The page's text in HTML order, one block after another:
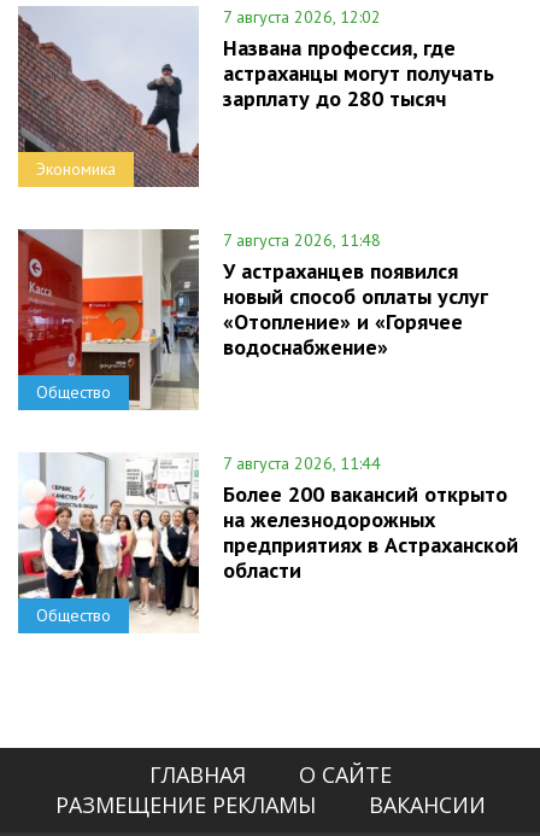
Экономика
7 августа 2026, 12:02
Названа профессия, где
астраханцы могут получать
зарплату до 280 тысяч
Общество
7 августа 2026, 11:48
У астраханцев появился
новый способ оплаты услуг
«Отопление» и «Горячее
водоснабжение»
Общество
7 августа 2026, 11:44
Более 200 вакансий открыто
на железнодорожных
предприятиях в Астраханской
области
ГЛАВНАЯ
О САЙТЕ
РАЗМЕЩЕНИЕ РЕКЛАМЫ
ВАКАНСИИ